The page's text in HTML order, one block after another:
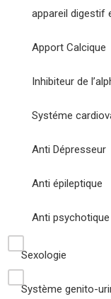
appareil digestif
Apport Calcique
Inhibiteur de
Systéme
Anti Dépresseur
Anti épileptique
Anti
Sexologie
Système genito-